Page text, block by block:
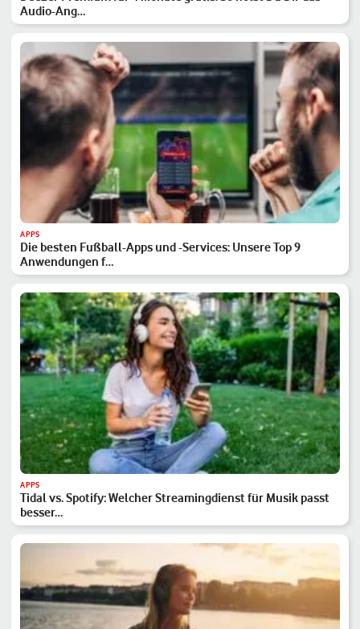
Audio-Ang…
APPS
Die besten Fußball-Apps und -Services: Unsere Top 9
Anwendungen f…
APPS
Tidal vs. Spotify: Welcher Streamingdienst für Musik passt
besser…